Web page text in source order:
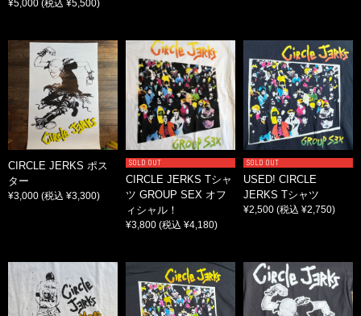
¥5,000 (税込 ¥5,500)
CIRCLE JERKS ポス
ター
¥3,000 (税込 ¥3,300)
SOLD OUT
CIRCLE JERKS Tシャ
ツ GROUP SEX オフ
ィシャル！
¥3,800 (税込 ¥4,180)
SOLD OUT
USED! CIRCLE
JERKS Tシャツ
¥2,500 (税込 ¥2,750)